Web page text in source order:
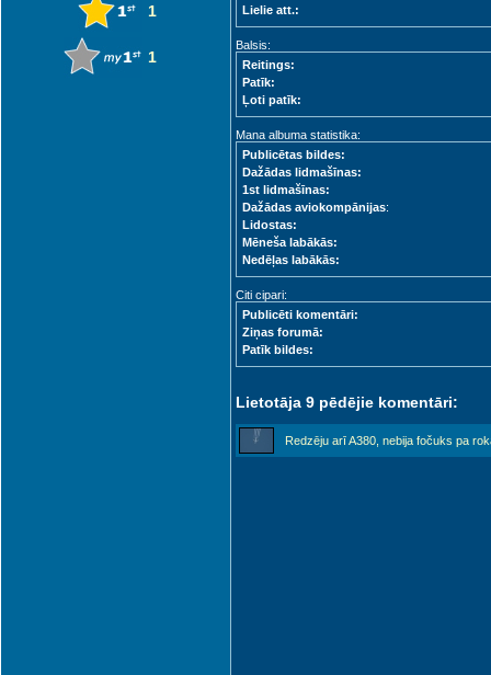
1
1
Lielie att.:
Balsis:
Reitings:
Patīk:
Ļoti patīk:
Mana albuma statistika:
Publicētas bildes:
Dažādas lidmašīnas:
1st lidmašīnas:
Dažādas aviokompānijas:
Lidostas:
Mēneša labākās:
Nedēļas labākās:
Citi cipari:
Publicēti komentāri:
Ziņas forumā:
Patīk bildes:
Lietotāja 9 pēdējie komentāri:
Redzēju arī A380, nebija fočuks pa